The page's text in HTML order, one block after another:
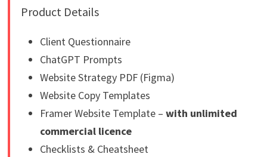
Product Details
Client Questionnaire
ChatGPT Prompts
Website Strategy PDF (Figma)
Website Copy Templates
Framer Website Template – with unlimited
commercial licence
Checklists & Cheatsheet